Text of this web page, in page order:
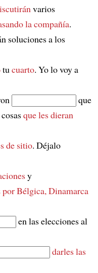
varios
la compañía.
soluciones a los
tu cuarto. Yo lo voy a
que
que les dieran
de sitio. Déjalo
y
por Bélgica, Dinamarca
en las elecciones al
darles las